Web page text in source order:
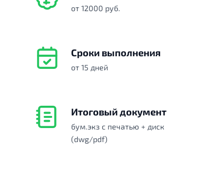
от 12000 руб.
Сроки выполнения
от 15 дней
Итоговый документ
бум.экз с печатью + диск
(dwg/pdf)